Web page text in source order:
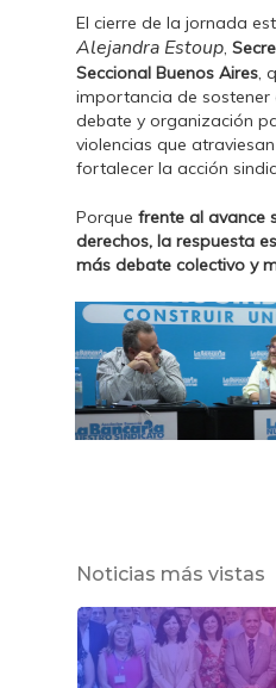
El cierre de la jornada
Alejandra Estoup,
Seccional Buenos Aires,
importancia de sostener
debate y organización
violencias que
fortalecer la acción
Porquefrente al avance
derechos, la respuesta
más debate colectivo y
Noticias más vistas